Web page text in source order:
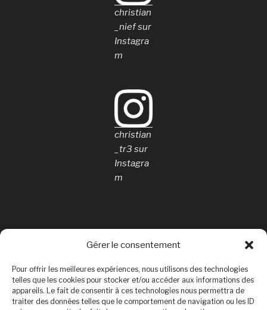
Gérer le consentement
Pour offrir les meilleures expériences, nous utilisons des technologies
telles que les cookies pour stocker et/ou accéder aux informations des
appareils. Le fait de consentir à ces technologies nous permettra de
traiter des données telles que le comportement de navigation ou les ID
christian
_nief sur
Instagra
m
christian
_tr3 sur
Instagra
m
Rechercher